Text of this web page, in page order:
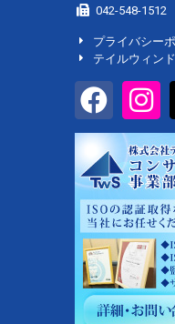
042-548-1512
プライバシー
テイルウィン